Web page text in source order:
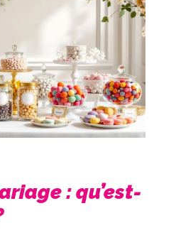
: qu’est-